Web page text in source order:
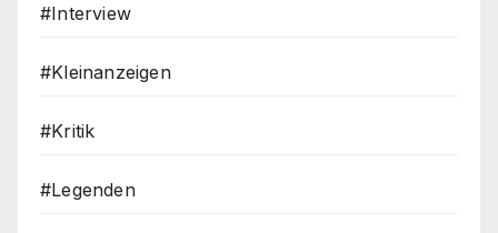
#Interview
#Kleinanzeigen
#Kritik
#Legenden